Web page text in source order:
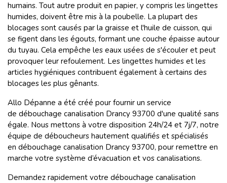
humains. Tout autre produit en papier, y compris les lingettes
humides, doivent être mis à la poubelle. La plupart des
blocages sont causés par la graisse et l'huile de cuisson, qui
se figent dans les égouts, formant une couche épaisse autour
du tuyau. Cela empêche les eaux usées de s'écouler et peut
provoquer leur refoulement. Les lingettes humides et les
articles hygiéniques contribuent également à certains des
blocages les plus gênants.
Allo Dépanne a été créé pour fournir un service
de débouchage canalisation Drancy 93700 d'une qualité sans
égale. Nous mettons à votre disposition 24h/24 et 7j/7, notre
équipe de déboucheurs hautement qualifiés et spécialisés
en débouchage canalisation Drancy 93700, pour remettre en
marche votre système d’évacuation et vos canalisations.
Demandez rapidement votre débouchage canalisation